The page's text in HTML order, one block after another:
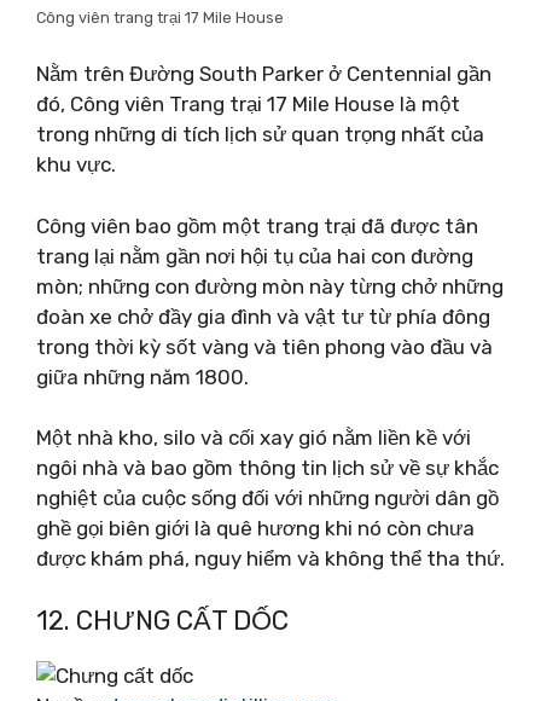
Công viên trang trại 17 Mile House
Nằm trên Đường South Parker ở Centennial gần
đó, Công viên Trang trại 17 Mile House là một
trong những di tích lịch sử quan trọng nhất của
khu vực.
Công viên bao gồm một trang trại đã được tân
trang lại nằm gần nơi hội tụ của hai con đường
mòn; những con đường mòn này từng chở những
đoàn xe chở đầy gia đình và vật tư từ phía đông
trong thời kỳ sốt vàng và tiên phong vào đầu và
giữa những năm 1800.
Một nhà kho, silo và cối xay gió nằm liền kề với
ngôi nhà và bao gồm thông tin lịch sử về sự khắc
nghiệt của cuộc sống đối với những người dân gồ
ghề gọi biên giới là quê hương khi nó còn chưa
được khám phá, nguy hiểm và không thể tha thứ.
12. CHƯNG CẤT DỐC